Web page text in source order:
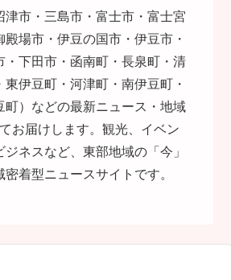
津市・三島市・富士市・富士宮
場市・伊豆の国市・伊豆市・
・下田市・函南町・長泉町・清
東伊豆町・河津町・南伊豆町・
町）などの最新ニュース・地域
お届けします。観光、イベン
ジネスなど、東部地域の「今」
密着型ニュースサイトです。